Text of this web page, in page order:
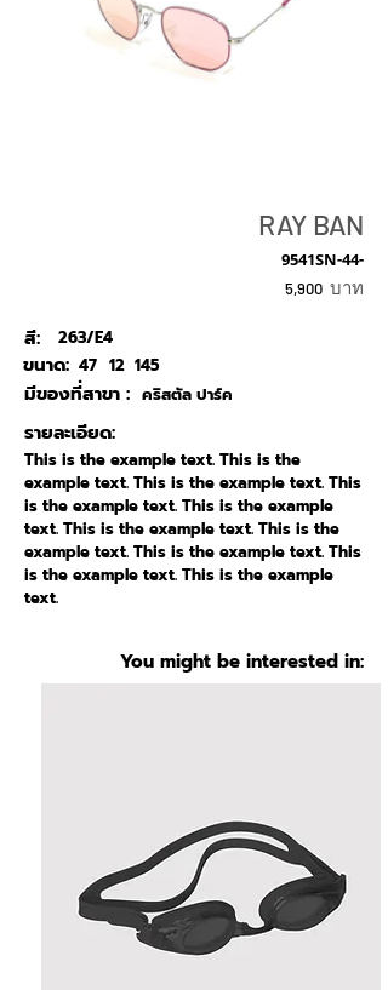
RAY BAN
9541SN-44-
5,900 บาท
สี:
263/E4
47
ขนาด: 12 145
คริสตัล ปาร์ค
มีของที่สาขา :
รายละเอียด:
This is the example text. This is the
example text. This is the example text. This
is the example text. This is the example
text. This is the example text. This is the
example text. This is the example text. This
is the example text. This is the example
text.
You might be interested in: